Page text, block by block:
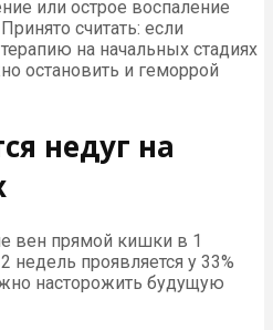
или острое воспаление
считать: если
на начальных стадиях
остановить и геморрой
недуг на
вен прямой кишки в 1
недель проявляется у 33%
насторожить будущую